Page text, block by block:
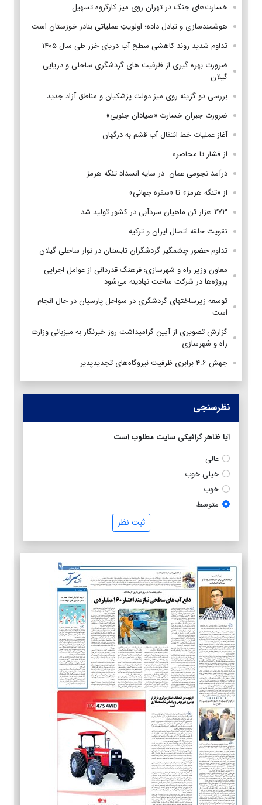
خسارت‌های جنگ در تهران روی میز کارگروه تسهیل
هوشمندسازی و تبادل داده؛ اولویتِ عملیاتی بنادر خوزستان است
تداوم شدید روند کاهشی سطح آب دریای خزر طی سال ۱۴۰۵
ضرورت بهره گیری از ظرفیت های گردشگری ساحلی و دریایی
گیلان
بررسی دو گزینه روی میز دولت پزشکیان و مناطق آزاد جدید
ضرورت جبران خسارت «صیادان جنوبی»
آغاز عملیات خط انتقال آب قشم به درگهان
از فشار تا محاصره
درآمد نجومی عمان در سایه انسداد تنگه هرمز
از «تنگه هرمز» تا «سفره جهانی»
۲۷۳ هزار تن ماهیان سردآبی در کشور تولید شد
تقویت حلقه اتصال ایران و ترکیه
تداوم حضور چشمگیر گردشگران تابستان در نوار ساحلی گیلان
معاون وزیر راه و شهرسازی: فرهنگ قدردانی از عوامل اجرایی
پروژه‌ها در شرکت ساخت نهادینه می‌شود
توسعه زیرساختهای گردشگری در سواحل پارسیان در حال انجام
است
گزارش تصویری از آیین گرامیداشت روز خبرنگار به میزبانی وزارت
راه و شهرسازی
جهش ۴.۶ برابری ظرفیت نیروگاه‌های تجدیدپذیر
نظرسنجی
آیا ظاهر گرافیکی سایت مطلوب است
عالی
خیلی خوب
خوب
متوسط
ثبت نظر